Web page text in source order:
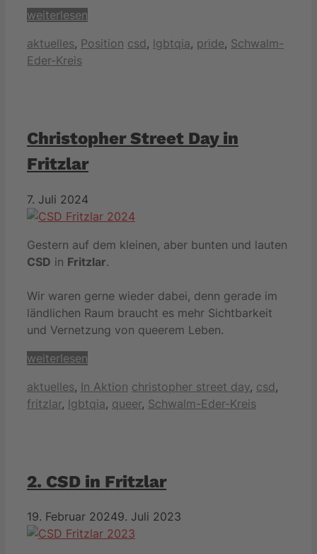
weiterlesen
Kategorien
aktuelles, Position Schlagwörter
csd, lgbtqia, pride, Schwalm-
Eder-Kreis
Christopher Street Day in
Fritzlar
7. Juli 2024
Gestern auf dem kleinen, aber bunten und lauten
CSD in Fritzlar.
Wir waren gerne wieder dabei, denn gerade im
ländlichen Raum braucht es mehr Sichtbarkeit
und Vernetzung von queerem Leben.
weiterlesen
Kategorien
aktuelles, In Aktion Schlagwörter
christopher street day, csd,
fritzlar, lgbtqia, queer, Schwalm-Eder-Kreis
2. CSD in Fritzlar
19. Februar 20249. Juli 2023